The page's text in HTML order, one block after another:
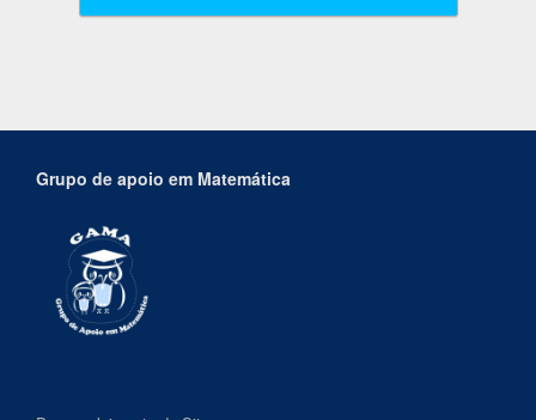
Grupo de apoio em Matemática